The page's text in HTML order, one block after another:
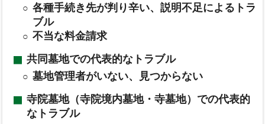
各種手続き先が判り辛い、説明不足によるトラ
ブル
不当な料金請求
共同墓地での代表的なトラブル
墓地管理者がいない、見つからない
寺院墓地（寺院境内墓地・寺墓地）での代表的
なトラブル